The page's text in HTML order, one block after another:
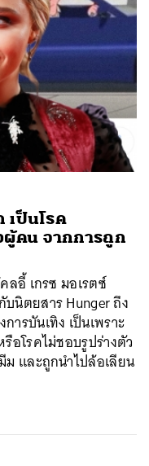
เป็นโรค
คน จากการถูก
อี้ เกรซ มอเรตซ์
นิตยสาร Hunger ถึง
ารบันเทิง เป็นเพราะ
อโรคไม่ชอบรูปร่างตัว
ม และถูกนำไปล้อเลียน